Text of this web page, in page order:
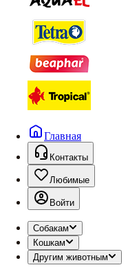
Главная
Контакты
Любимые
Войти
Собакам
Кошкам
Другим животным